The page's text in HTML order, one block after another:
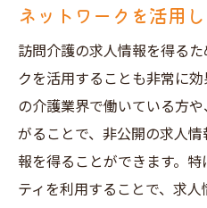
ネットワークを活用
訪問介護の求人情報を得る
クを活用することも非常に
の介護業界で働いている方
がることで、非公開の求人
報を得ることができます。
ティを利用することで、求